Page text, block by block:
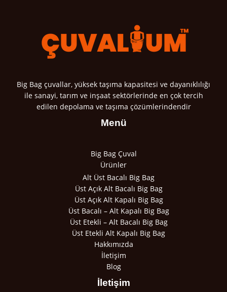
Big Bag çuvallar, yüksek taşıma kapasitesi ve dayanıklılığı
ile sanayi, tarım ve inşaat sektörlerinde en çok tercih
edilen depolama ve taşıma çözümlerindendir
Menü
Big Bag Çuval
Ürünler
Alt Üst Bacalı Big Bag
Üst Açık Alt Bacalı Big Bag
Üst Açık Alt Kapalı Big Bag
Üst Bacalı – Alt Kapalı Big Bag
Üst Etekli – Alt Bacalı Big Bag
Üst Etekli Alt Kapalı Big Bag
Hakkımızda
İletişim
Blog
İletişim